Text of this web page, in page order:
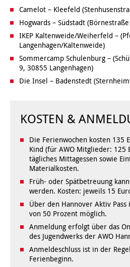
Kindertagesstätte Langes
Kindertagesstätte
Familienzentrum
Kindertagesstätte
Familienzentrum
Kindertagesstätte
Krippe Schleswiger Straße
Kindertagesstätte
Kindertagesstätte Sylter
Kindertagesstätte
Kindertagesstätte
Kindertagesstätte
Kindertagesstätte
Familienzentrum
Kindertagesstätte Klaus-
“Mäuseburg” /
Kindertagesstätte Langes
Kindertagesstätte Levester
Offene Sprach-Sprechstunde
Kindertagesstätte
Familienzentrum
Kindertagesstätte
Kindertagesstätte
Familienzentrum
Kindertagesstätte
Camelot – Kleefeld
Hogwards – Südstadt
IKEP Kaltenweide/Weiherfeld –
Langenhagen/Kaltenweide)
Sommercamp Schulenburg –
9, 30855 Langenhagen)
Die Insel – Badenstedt
KOSTEN &
Die Ferienwochen kosten 135
Kind (für AWO Mitglieder: 125
tägliches Mittagessen sowie
Materialkosten.
Früh- oder Spätbetreuung
werden. Kosten: jeweils 15
Über den Hannover Aktiv
von 50 Prozent möglich.
Anmeldung erfolgt über das
des Jugendwerks der AWO
Anmeldeschluss ist in der
Ferienbeginn.